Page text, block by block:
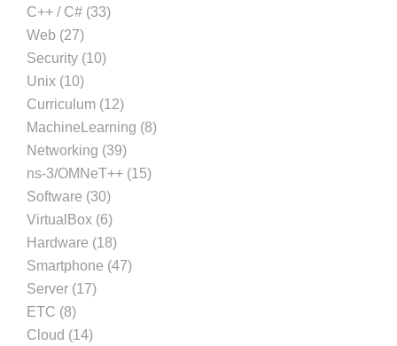
C++ / C# (33)
Web (27)
Security (10)
Unix (10)
Curriculum (12)
MachineLearning (8)
Networking (39)
ns-3/OMNeT++ (15)
Software (30)
VirtualBox (6)
Hardware (18)
Smartphone (47)
Server (17)
ETC (8)
Cloud (14)